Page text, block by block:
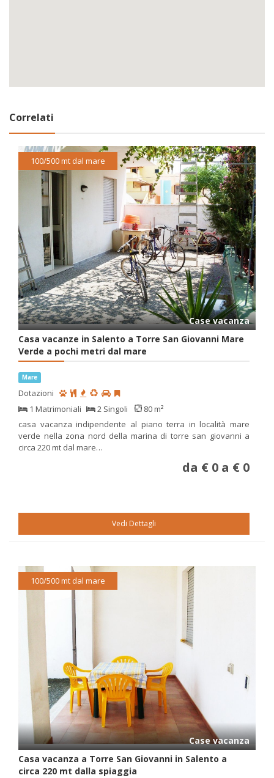
Correlati
100/500 mt dal mare
Case vacanza
Casa vacanze in Salento a Torre San Giovanni Mare
Verde a pochi metri dal mare
Mare
Dotazioni
1 Matrimoniali
2 Singoli
80 m²
casa vacanza indipendente al piano terra in località mare
verde nella zona nord della marina di torre san giovanni a
circa 220 mt dal mare…
da € 0 a € 0
Vedi Dettagli
100/500 mt dal mare
Case vacanza
Casa vacanza a Torre San Giovanni in Salento a
circa 220 mt dalla spiaggia